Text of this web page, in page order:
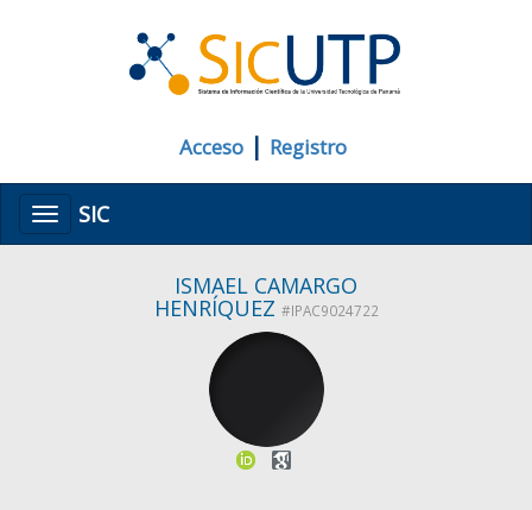
Acceso | Registro
MenúSIC
ISMAEL CAMARGO
HENRÍQUEZ #IPAC9024722